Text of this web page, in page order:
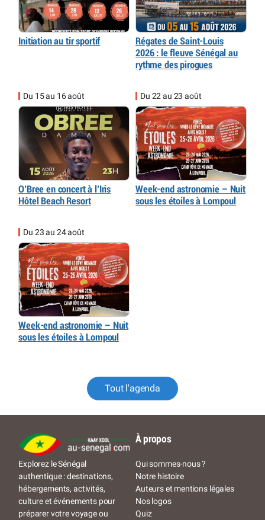
Initiation au tir sportif
Régates de Saint-Louis
2026 : le fleuve Sénégal au
rythme des pirogues
Du 15 au 16 août
O’Bree en concert à l’Iris
Hôtel Beach Resort
Du 22 au 23 août
Week-end astronomie – Nuit
sous les étoiles à Lompoul
Du 23 au 24 août
Week-end astronomie – Nuit
sous les étoiles à Lompoul
Tout l'agenda
Explorez le Sénégal
authentique : destinations,
hébergements, activités,
culture et événements pour
préparer votre voyage ou
À propos
Qui sommes-nous ?
Notre histoire
Auteurs et mentions légales
Nos logos
Quiz